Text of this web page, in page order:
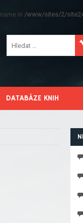
in /www/sites/2/
DATABÁZE KNIH